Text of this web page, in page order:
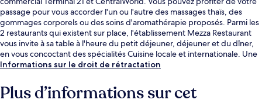
passage pour vous accorder l'un ou l'autre des massages thaïs, des
gommages corporels ou des soins d'aromathérapie proposés. Parmi les
2 restaurants qui existent sur place, l'établissement Mezza Restaurant
vous invite à sa table à l'heure du petit déjeuner, déjeuner et du dîner,
en vous concoctant des spécialités Cuisine locale et internationale. Une
piscine extérieure, un bar en bord de piscine et une salle de fitness
aiment le fait que les transports publics se trouvent à une courte
distance de marche : Station de MRT Sukhumvit est à 6 minutes à pied
Informations sur le droit de rétractation
Plus d’informations sur cet